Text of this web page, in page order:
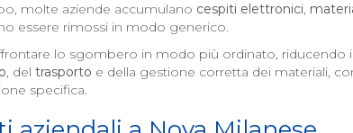
molte aziende accumulano cespiti elettronici,
essere rimossi in modo generico.
lo sgombero in modo più ordinato, riducendo
, del trasporto e della gestione corretta dei materiali,
specifica.